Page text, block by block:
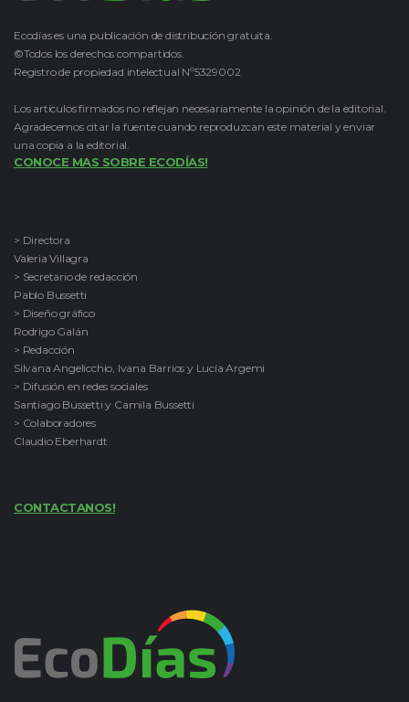
Ecodías es una publicación de distribución gratuita.
©Todos los derechos compartidos.
Registro de propiedad intelectual Nº5329002
Los artículos firmados no reflejan necesariamente la opinión de la editorial.
Agradecemos citar la fuente cuando reproduzcan este material y enviar
una copia a la editorial.
CONOCE MAS SOBRE ECODÍAS!
> Directora
Valeria Villagra
> Secretario de redacción
Pablo Bussetti
> Diseño gráfico
Rodrigo Galán
> Redacción
Silvana Angelicchio, Ivana Barrios y Lucía Argemi
> Difusión en redes sociales
Santiago Bussetti y Camila Bussetti
> Colaboradores
Claudio Eberhardt
CONTACTANOS!